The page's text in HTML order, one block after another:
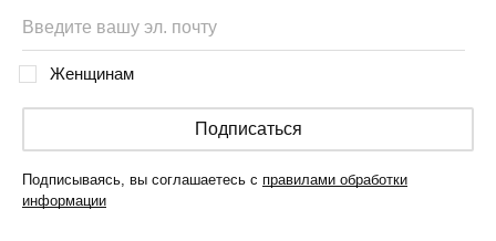
Женщинам
Подписаться
Подписываясь, вы соглашаетесь с правилами обработки
информации